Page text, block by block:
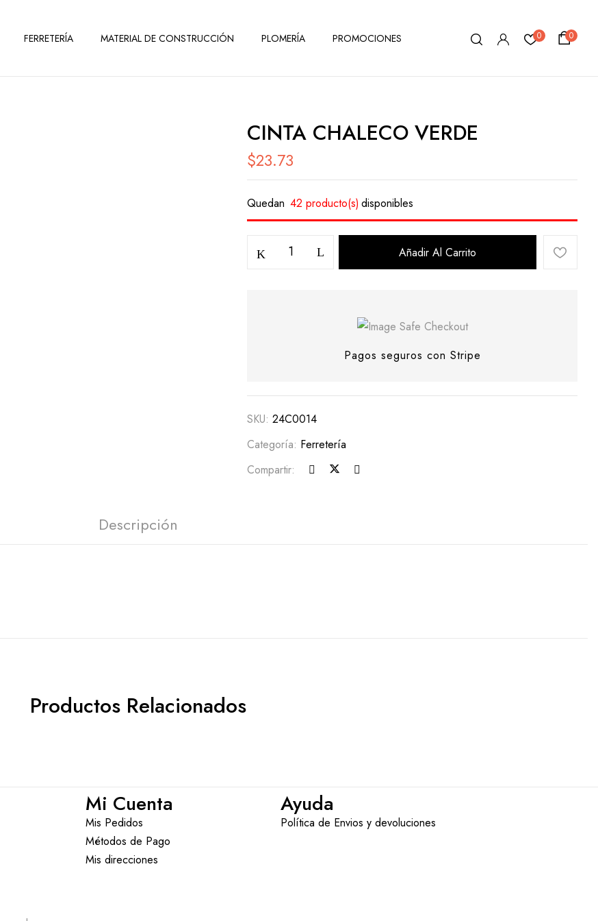
FERRETERÍA MATERIAL DE CONSTRUCCIÓN PLOMERÍA PROMOCIONES 0 0
CINTA CHALECO VERDE
$23.73
Quedan 42 producto(s) disponibles
Añadir Al Carrito
Pagos seguros con Stripe
SKU:24C0014
Categoría: Ferretería
Compartir:
Descripción
Productos Relacionados
Mi Cuenta
Mis Pedidos
Métodos de Pago
Mis direcciones
Ayuda
Política de Envios y devoluciones